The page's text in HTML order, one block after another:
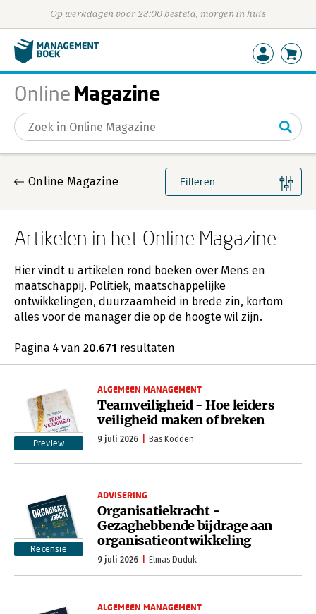
Op werkdagen voor 23:00 besteld, morgen in huis
Online Magazine
Gevonden artikelen
Online Magazine Filteren
Artikelen in het Online Magazine
Hier vindt u artikelen rond boeken over Mens en
maatschappij. Politiek, maatschappelijke
ontwikkelingen, duurzaamheid in brede zin, kortom
alles voor de manager die op de hoogte wil zijn.
Pagina 4 van 20.671 resultaten
Preview
ALGEMEEN MANAGEMENT
Teamveiligheid - Hoe leiders
veiligheid maken of breken
9 juli 2026 Bas Kodden
Recensie
ADVISERING
Organisatiekracht -
Gezaghebbende bijdrage aan
organisatieontwikkeling
9 juli 2026 Elmas Duduk
ALGEMEEN MANAGEMENT